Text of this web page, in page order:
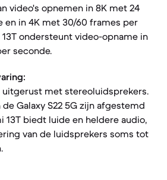
video's opnemen in 8K met 24
en in 4K met 30/60 frames per
ondersteunt video-opname in
seconde.
uitgerust met stereoluidsprekers.
Galaxy S22 5G zijn afgestemd
13T biedt luide en heldere audio,
van de luidsprekers soms tot